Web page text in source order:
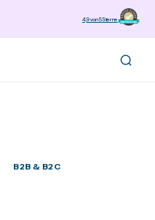
4,9 von 5 Sterne
B2B & B2C